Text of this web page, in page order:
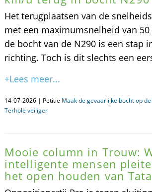
Het terugplaatsen van de
met een maximumsnelheid van
de bocht van de N290 is een stap
richting. Toch is dit slechts een
+Lees meer...
14-07-2026 | Petitie Maak de gevaarlijke bocht op
Terhole veiliger
Mooie column in Trouw:
intelligente mensen
het open houden van